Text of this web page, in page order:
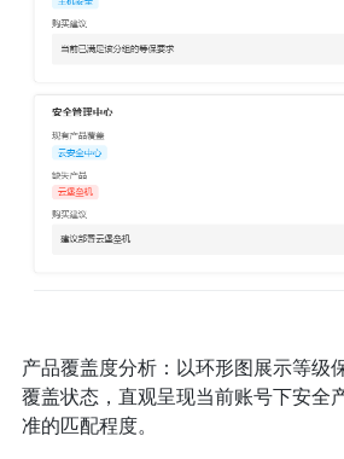
产品覆盖度分析：以环形图展示等级
覆盖状态，直观呈现当前账号下安全
准的匹配程度。